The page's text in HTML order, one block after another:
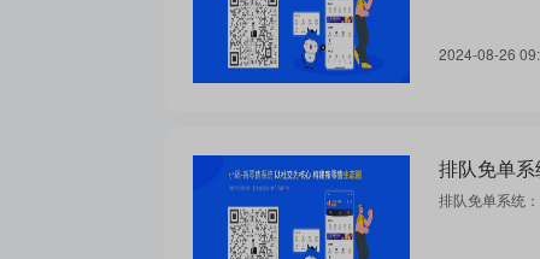
2024-08-26
排队免单
排队免单系统